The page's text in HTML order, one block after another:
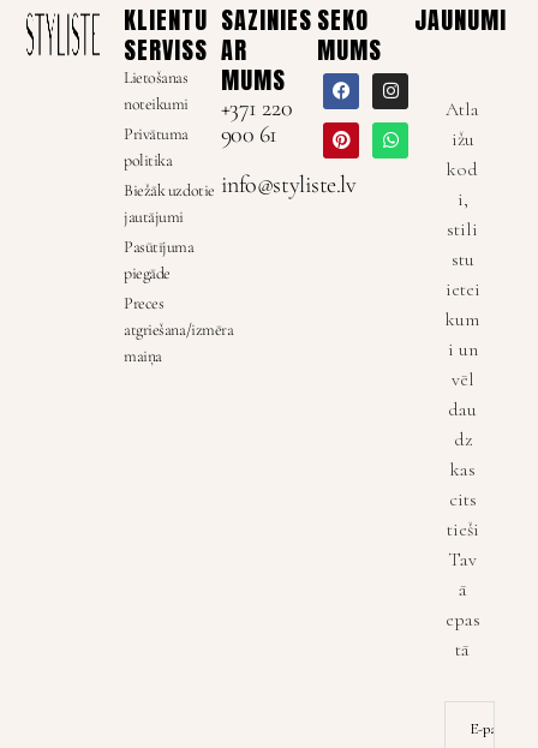
KLIENTU
SERVISS
Lietošanas
noteikumi
Privātuma
politika
Biežāk uzdotie
jautājumi
Pasūtījuma
piegāde
Preces
atgriešana/izmēra
maiņa
SAZINIES
AR
MUMS
+371 220
900 61
info@styliste.lv
SEKO
MUMS
JAUNUMI
Atla
ižu
kod
i,
stili
stu
ietei
kum
i un
vēl
dau
dz
kas
cits
tieši
Tav
ā
epas
tā
E-pasta